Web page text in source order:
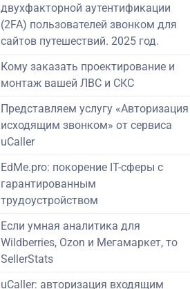
двухфакторной аутентификации
(2FA) пользователей звонком для
сайтов путешествий. 2025 год.
Кому заказать проектирование и
монтаж вашей ЛВС и СКС
Представляем услугу «Авторизация
исходящим звонком» от сервиса
uCaller
EdMe.pro: покорение IT-сферы с
гарантированным
трудоустройством
Если умная аналитика для
Wildberries, Ozon и Мегамаркет, то
SellerStats
uCaller: авторизация входящим